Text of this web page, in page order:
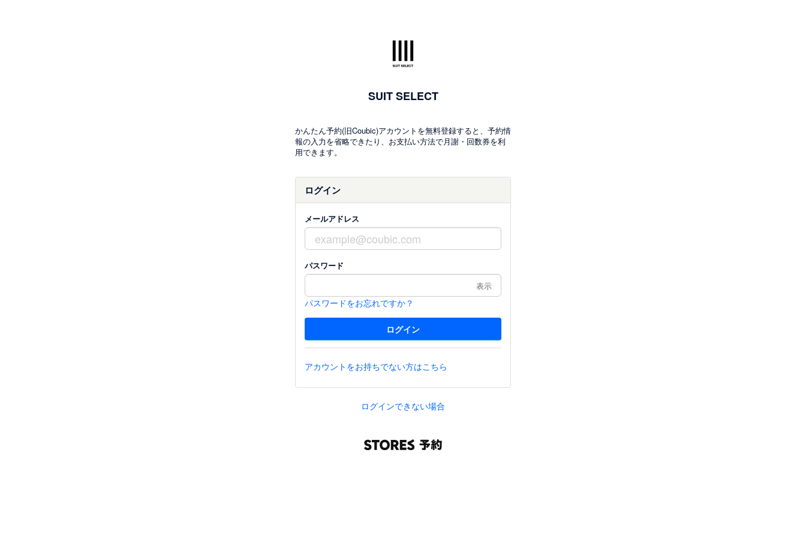
SUIT SELECT
かんたん予約(旧Coubic)アカウントを無料登録すると、予約情
報の入力を省略できたり、お支払い方法で月謝・回数券を利
用できます。
ログイン
メールアドレス
パスワード
表示
パスワードをお忘れですか？
アカウントをお持ちでない方はこちら
ログインできない場合